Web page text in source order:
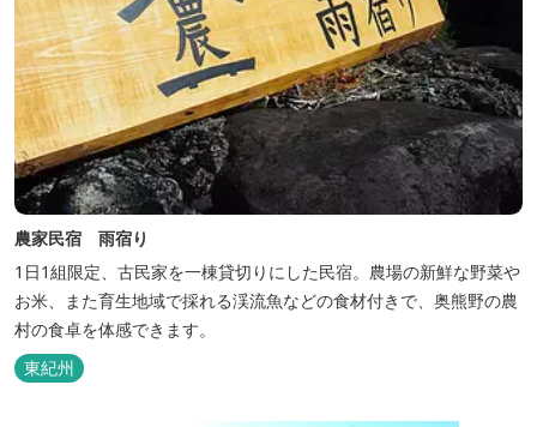
農家民宿 雨宿り
1日1組限定、古民家を一棟貸切りにした民宿。農場の新鮮な野菜や
お米、また育生地域で採れる渓流魚などの食材付きで、奥熊野の農
村の食卓を体感できます。
東紀州